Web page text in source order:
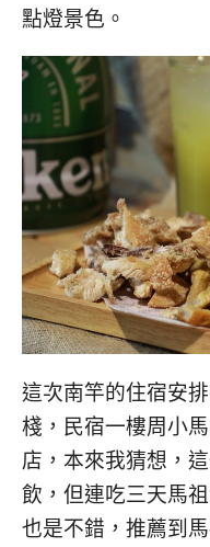
點燈景色。
這次南竿的住宿安
棧，民宿一樓周小
店，本來我猜想，
飲，但連吃三天馬
也是不錯，推薦到